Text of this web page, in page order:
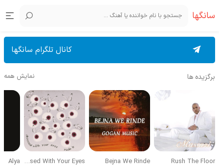
سانگها
کانال تلگرام سانگها
برگزیده ها نمایش همه
Rush The Floor
Bejna We Rinde
Obsessed With Your Eyes
Alya